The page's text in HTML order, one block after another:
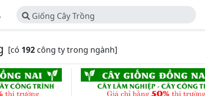
Giống Cây Trồng
[có 192 công ty trong ngành]